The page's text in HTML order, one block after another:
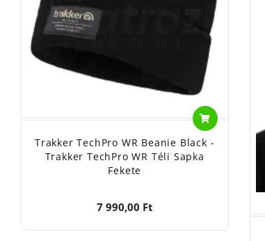
Trakker TechPro WR Beanie Black -
Trakker TechPro WR Téli Sapka
Fekete
7 990,00 Ft